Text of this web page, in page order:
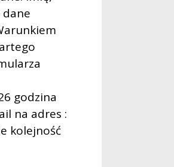
dane
godzina
na adres :
kolejność